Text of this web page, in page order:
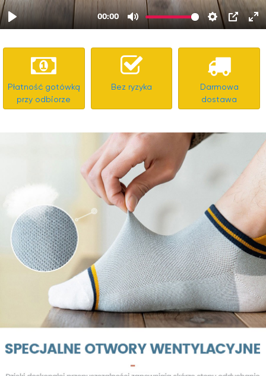
Płatność gotówką
przy odbiorze
Bez ryzyka
Darmowa
dostawa